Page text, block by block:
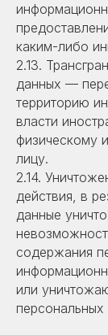
каким-либо
2.13.
данных —
территорию
власти
физическому
лицу.
2.14.
действия, в
данные
содержания
или
персональных